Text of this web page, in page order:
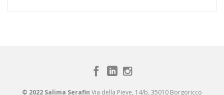
© 2022 Salima Serafin Via della Pieve, 14/b, 35010 Borgoricco